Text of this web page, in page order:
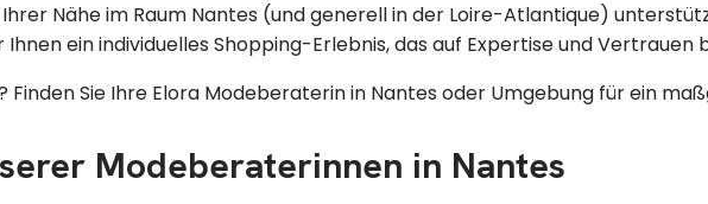
Nähe im Raum Nantes (und generell in der Loire-Atlantique)
ein individuelles Shopping-Erlebnis, das auf Expertise und
Finden Sie Ihre Elora Modeberaterin in Nantes oder Umgebung für ein
Modeberaterinnen in Nantes